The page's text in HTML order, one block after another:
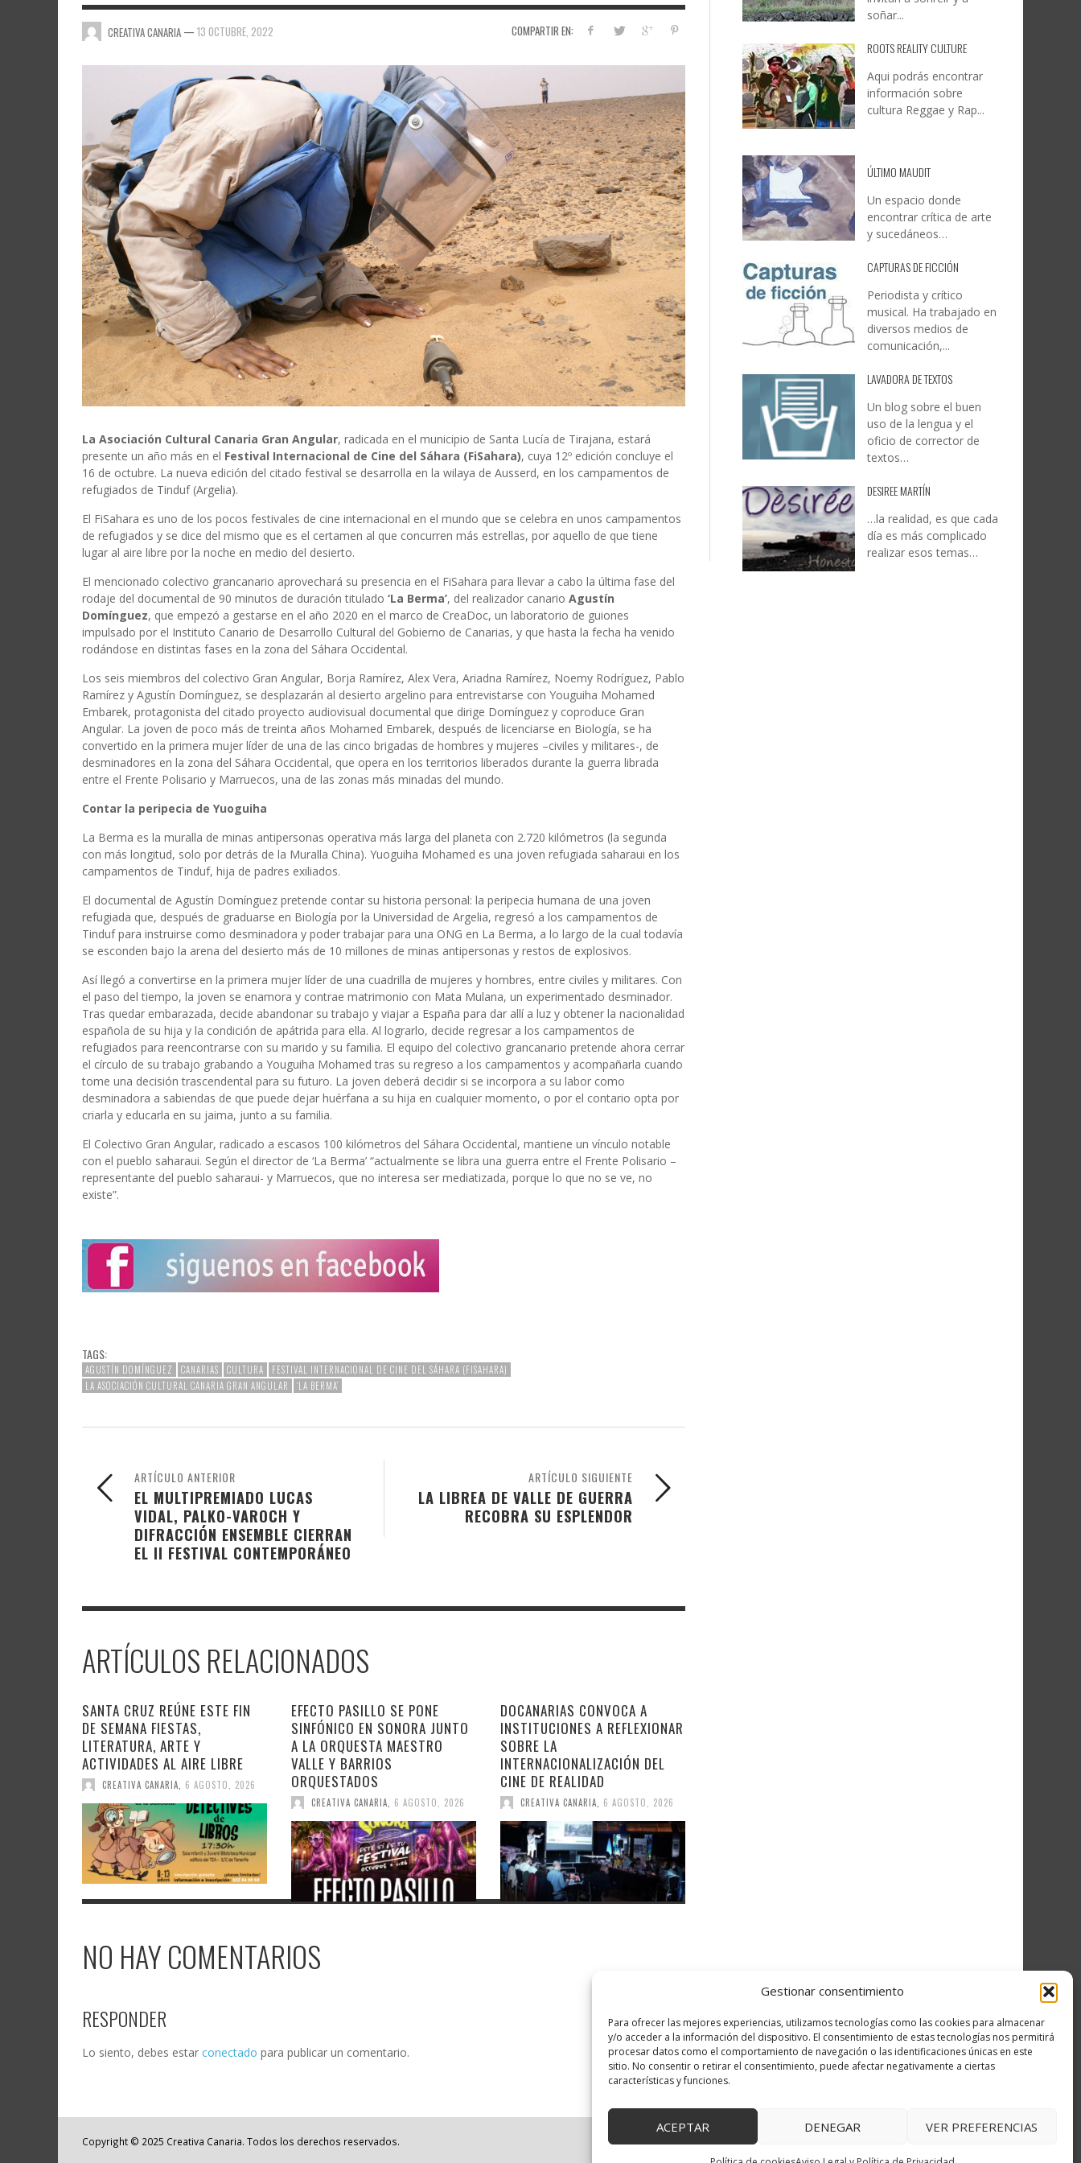
Gestionar consentimiento
Para ofrecer las mejores experiencias, utilizamos tecnologías como las cookies para almacenar
y/o acceder a la información del dispositivo. El consentimiento de estas tecnologías nos permitirá
procesar datos como el comportamiento de navegación o las identificaciones únicas en este
sitio. No consentir o retirar el consentimiento, puede afectar negativamente a ciertas
características y funciones.
ACEPTAR DENEGAR VER PREFERENCIAS
COMPARTIR EN:
CREATIVA CANARIA — 13 OCTUBRE, 2022
La Asociación Cultural Canaria Gran Angular, radicada en el municipio de Santa Lucía de Tirajana, estará
presente un año más en el Festival Internacional de Cine del Sáhara (FiSahara), cuya 12º edición concluye el
16 de octubre. La nueva edición del citado festival se desarrolla en la wilaya de Ausserd, en los campamentos de
refugiados de Tinduf (Argelia).
El FiSahara es uno de los pocos festivales de cine internacional en el mundo que se celebra en unos campamentos
de refugiados y se dice del mismo que es el certamen al que concurren más estrellas, por aquello de que tiene
lugar al aire libre por la noche en medio del desierto.
El mencionado colectivo grancanario aprovechará su presencia en el FiSahara para llevar a cabo la última fase del
rodaje del documental de 90 minutos de duración titulado ‘La Berma’, del realizador canario Agustín
Domínguez, que empezó a gestarse en el año 2020 en el marco de CreaDoc, un laboratorio de guiones
impulsado por el Instituto Canario de Desarrollo Cultural del Gobierno de Canarias, y que hasta la fecha ha venido
rodándose en distintas fases en la zona del Sáhara Occidental.
Los seis miembros del colectivo Gran Angular, Borja Ramírez, Alex Vera, Ariadna Ramírez, Noemy Rodríguez, Pablo
Ramírez y Agustín Domínguez, se desplazarán al desierto argelino para entrevistarse con Youguiha Mohamed
Embarek, protagonista del citado proyecto audiovisual documental que dirige Domínguez y coproduce Gran
Angular. La joven de poco más de treinta años Mohamed Embarek, después de licenciarse en Biología, se ha
convertido en la primera mujer líder de una de las cinco brigadas de hombres y mujeres –civiles y militares-, de
desminadores en la zona del Sáhara Occidental, que opera en los territorios liberados durante la guerra librada
entre el Frente Polisario y Marruecos, una de las zonas más minadas del mundo.
Contar la peripecia de Yuoguiha
La Berma es la muralla de minas antipersonas operativa más larga del planeta con 2.720 kilómetros (la segunda
con más longitud, solo por detrás de la Muralla China). Yuoguiha Mohamed es una joven refugiada saharaui en los
campamentos de Tinduf, hija de padres exiliados.
El documental de Agustín Domínguez pretende contar su historia personal: la peripecia humana de una joven
refugiada que, después de graduarse en Biología por la Universidad de Argelia, regresó a los campamentos de
Tinduf para instruirse como desminadora y poder trabajar para una ONG en La Berma, a lo largo de la cual todavía
se esconden bajo la arena del desierto más de 10 millones de minas antipersonas y restos de explosivos.
Así llegó a convertirse en la primera mujer líder de una cuadrilla de mujeres y hombres, entre civiles y militares. Con
el paso del tiempo, la joven se enamora y contrae matrimonio con Mata Mulana, un experimentado desminador.
Tras quedar embarazada, decide abandonar su trabajo y viajar a España para dar allí a luz y obtener la nacionalidad
española de su hija y la condición de apátrida para ella. Al lograrlo, decide regresar a los campamentos de
refugiados para reencontrarse con su marido y su familia. El equipo del colectivo grancanario pretende ahora cerrar
el círculo de su trabajo grabando a Youguiha Mohamed tras su regreso a los campamentos y acompañarla cuando
tome una decisión trascendental para su futuro. La joven deberá decidir si se incorpora a su labor como
desminadora a sabiendas de que puede dejar huérfana a su hija en cualquier momento, o por el contario opta por
criarla y educarla en su jaima, junto a su familia.
El Colectivo Gran Angular, radicado a escasos 100 kilómetros del Sáhara Occidental, mantiene un vínculo notable
con el pueblo saharaui. Según el director de ‘La Berma’ “actualmente se libra una guerra entre el Frente Polisario –
representante del pueblo saharaui- y Marruecos, que no interesa ser mediatizada, porque lo que no se ve, no
existe”.
TAGS:
AGUSTÍN DOMÍNGUEZ CANARIAS CULTURA
FESTIVAL INTERNACIONAL DE CINE DEL SÁHARA (FISAHARA)
LA ASOCIACIÓN CULTURAL CANARIA GRAN ANGULAR
‘LA BERMA’
ARTÍCULO SIGUIENTE
LA LIBREA DE VALLE DE GUERRA
RECOBRA SU ESPLENDOR
ARTÍCULO ANTERIOR
EL MULTIPREMIADO LUCAS
VIDAL, PALKO-VAROCH Y
DIFRACCIÓN ENSEMBLE CIERRAN
EL II FESTIVAL CONTEMPORÁNEO
ARTÍCULOS RELACIONADOS
SANTA CRUZ REÚNE ESTE FIN
DE SEMANA FIESTAS,
LITERATURA, ARTE Y
ACTIVIDADES AL AIRE LIBRE
CREATIVA CANARIA 6 AGOSTO, 2026
EFECTO PASILLO SE PONE
SINFÓNICO EN SONORA JUNTO
A LA ORQUESTA MAESTRO
VALLE Y BARRIOS
ORQUESTADOS
CREATIVA CANARIA 6 AGOSTO, 2026
DOCANARIAS CONVOCA A
INSTITUCIONES A REFLEXIONAR
SOBRE LA
INTERNACIONALIZACIÓN DEL
CINE DE REALIDAD
CREATIVA CANARIA 6 AGOSTO, 2026
NO HAY COMENTARIOS
RESPONDER
Lo siento, debes estar conectado para publicar un comentario.
soñar...
ROOTS REALITY CULTURE
Aqui podrás encontrar
información sobre
cultura Reggae y Rap...
ÚLTIMO MAUDIT
Un espacio donde
encontrar crítica de arte
y sucedáneos…
CAPTURAS DE FICCIÓN
Periodista y crítico
musical. Ha trabajado en
diversos medios de
comunicación,...
LAVADORA DE TEXTOS
Un blog sobre el buen
uso de la lengua y el
oficio de corrector de
textos…
DESIREE MARTÍN
…la realidad, es que cada
día es más complicado
realizar esos temas…
Copyright © 2025 Creativa Canaria. Todos los derechos reservados.